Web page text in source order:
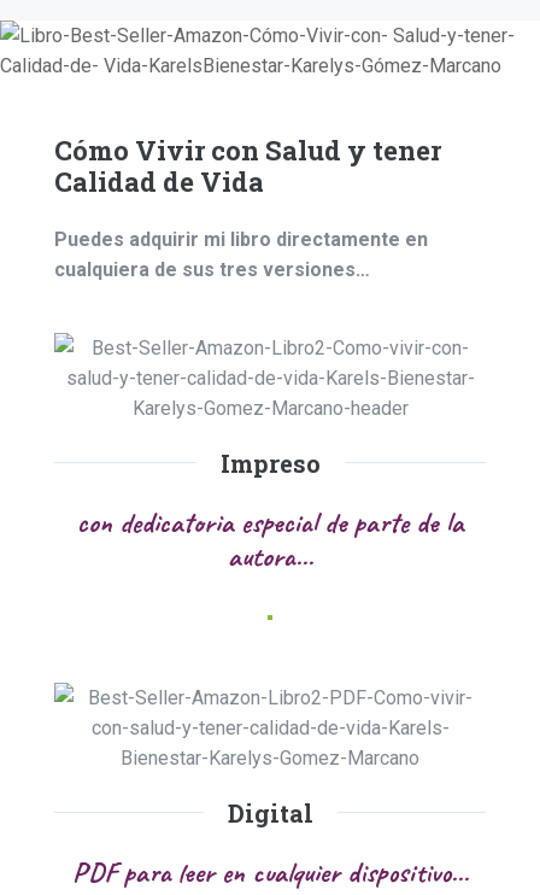
Cómo Vivir con Salud y tener
Calidad de Vida
Puedes adquirir mi libro directamente en
cualquiera de sus tres versiones…
Impreso
con dedicatoria especial de parte de la
autora...
Digital
PDF para leer en cualquier dispositivo...